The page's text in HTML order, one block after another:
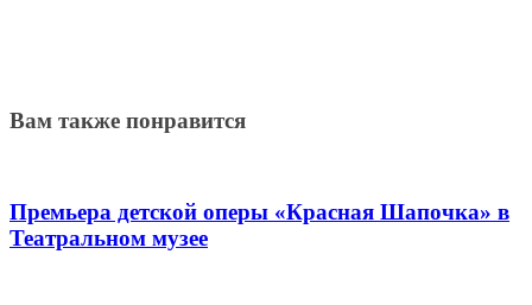
Вам также понравится
Премьера детской оперы «Красная Шапочка» в
Театральном музее